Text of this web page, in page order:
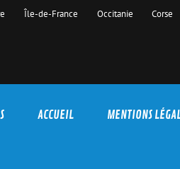
Île-de-France Occitanie Corse
ACCUEIL MENTIONS